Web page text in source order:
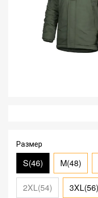
Размер
S(46) M(48)
2XL(54) 3XL(56)